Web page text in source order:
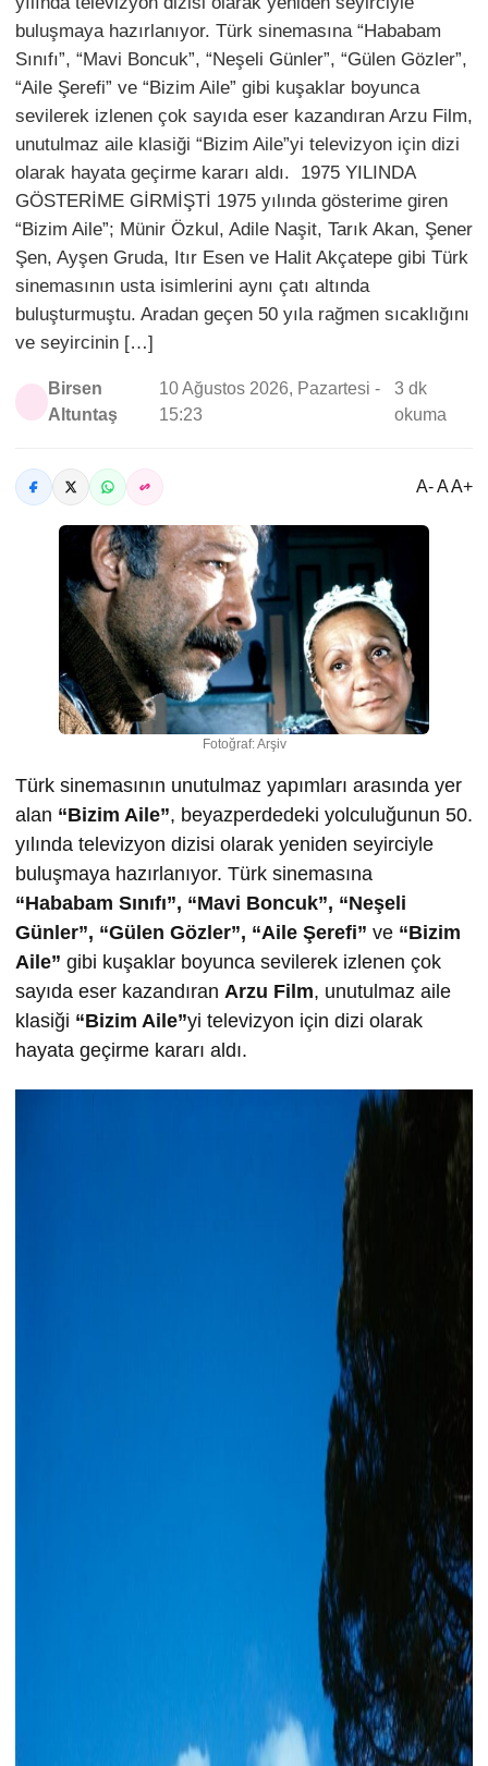
buluşmaya hazırlanıyor. Türk sinemasına “Hababam
Sınıfı”, “Mavi Boncuk”, “Neşeli Günler”, “Gülen Gözler”,
“Aile Şerefi” ve “Bizim Aile” gibi kuşaklar boyunca
sevilerek izlenen çok sayıda eser kazandıran Arzu Film,
unutulmaz aile klasiği “Bizim Aile”yi televizyon için dizi
olarak hayata geçirme kararı aldı. 1975 YILINDA
GÖSTERİME GİRMİŞTİ 1975 yılında gösterime giren
“Bizim Aile”; Münir Özkul, Adile Naşit, Tarık Akan, Şener
Şen, Ayşen Gruda, Itır Esen ve Halit Akçatepe gibi Türk
sinemasının usta isimlerini aynı çatı altında
buluşturmuştu. Aradan geçen 50 yıla rağmen sıcaklığını
ve seyircinin […]
Birsen
Altuntaş
10 Ağustos 2026, Pazartesi -
15:23
3 dk
okuma
A- A A+
Fotoğraf: Arşiv
Türk sinemasının unutulmaz yapımları arasında yer
alan “Bizim Aile”, beyazperdedeki yolculuğunun 50.
yılında televizyon dizisi olarak yeniden seyirciyle
buluşmaya hazırlanıyor. Türk sinemasına
“Hababam Sınıfı”, “Mavi Boncuk”, “Neşeli
Günler”, “Gülen Gözler”, “Aile Şerefi” ve “Bizim
Aile” gibi kuşaklar boyunca sevilerek izlenen çok
sayıda eser kazandıran Arzu Film, unutulmaz aile
klasiği “Bizim Aile”yi televizyon için dizi olarak
hayata geçirme kararı aldı.